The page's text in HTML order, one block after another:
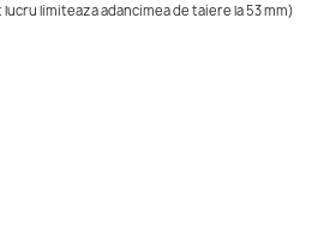
limiteaza adancimea de taiere la 53 mm)